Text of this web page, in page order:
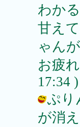
わか
甘え
ゃん
お疲
17:34 )
ぷり
が消